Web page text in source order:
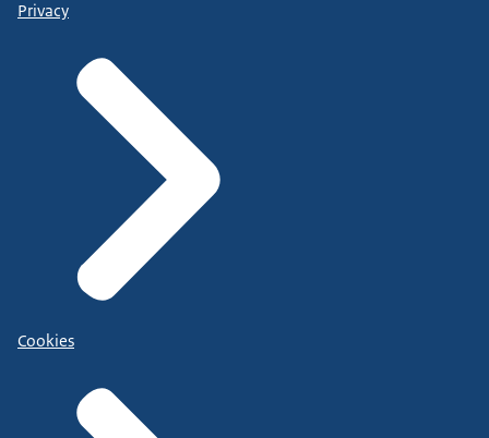
Privacy
Cookies